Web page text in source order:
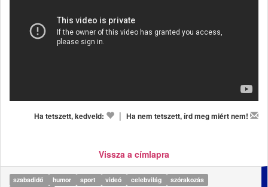
Ha tetszett, kedveld: | Ha nem tetszett, írd meg miért nem!
Vissza a címlapra
szabadidő humor sport videó celebvilág
szórakozás